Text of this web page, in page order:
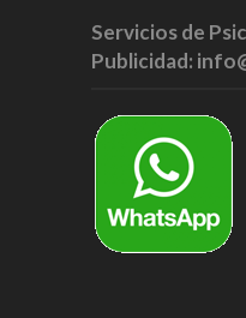
Servicios de
Publicidad: